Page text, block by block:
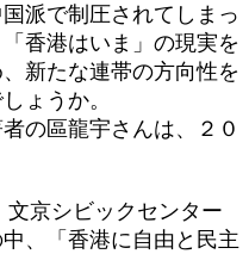
派で制圧されてしまっ
香港はいま」の現実を
新たな連帯の方向性を
ょうか。
の區龍宇さんは、２０
文京シビックセンター
、「香港に自由と民主